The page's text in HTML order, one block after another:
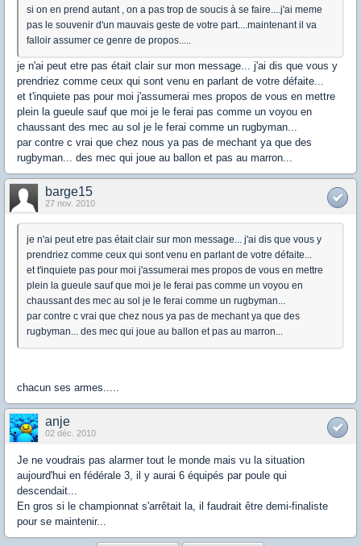
si on en prend autant , on a pas trop de soucis à se faire....j'ai meme
pas le souvenir d'un mauvais geste de votre part....maintenant il va
falloir assumer ce genre de propos.....
je n'ai peut etre pas était clair sur mon message... j'ai dis que vous y
prendriez comme ceux qui sont venu en parlant de votre défaite...
et t'inquiete pas pour moi j'assumerai mes propos de vous en mettre
plein la gueule sauf que moi je le ferai pas comme un voyou en
chaussant des mec au sol je le ferai comme un rugbyman...
par contre c vrai que chez nous ya pas de mechant ya que des
rugbyman... des mec qui joue au ballon et pas au marron...
barge15
27 nov. 2010
je n'ai peut etre pas était clair sur mon message... j'ai dis que vous y
prendriez comme ceux qui sont venu en parlant de votre défaite...
et t'inquiete pas pour moi j'assumerai mes propos de vous en mettre
plein la gueule sauf que moi je le ferai pas comme un voyou en
chaussant des mec au sol je le ferai comme un rugbyman...
par contre c vrai que chez nous ya pas de mechant ya que des
rugbyman... des mec qui joue au ballon et pas au marron...
chacun ses armes.....
anje
02 déc. 2010
Je ne voudrais pas alarmer tout le monde mais vu la situation
aujourd'hui en fédérale 3, il y aurai 6 équipés par poule qui
descendait...
En gros si le championnat s'arrêtait la, il faudrait être demi-finaliste
pour se maintenir...